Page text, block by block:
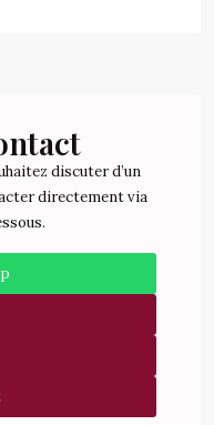
discuter d’un
directement via